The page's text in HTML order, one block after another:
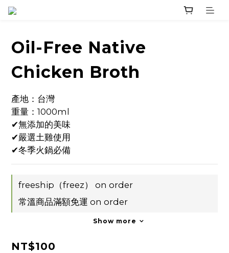
Oil-Free Native
Chicken Broth
產地：台灣
重量：1000ml
✔無添加的美味
✔嚴選土雞使用
✔冬季火鍋必備
freeship（freez） on order
常溫商品滿額免運 on order
Show more
NT$100